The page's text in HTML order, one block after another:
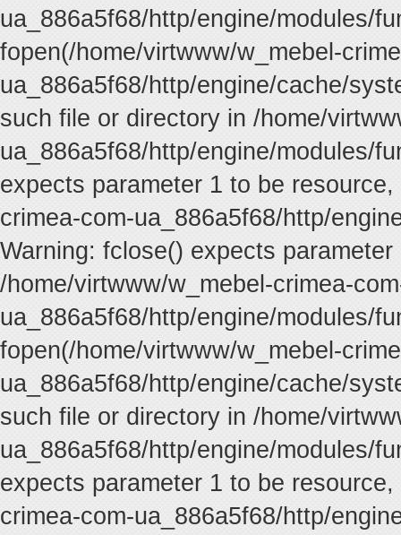
ua_886a5f68/http/engine/modules/
fopen(/home/virtwww/w_mebel-
ua_886a5f68/http/engine/cache/
such file or directory in /home/
ua_886a5f68/http/engine/modules/
expects parameter 1 to be
crimea-com-ua_886a5f68/http/
Warning: fclose() expects
/home/virtwww/w_mebel-crimea-
ua_886a5f68/http/engine/modules/
fopen(/home/virtwww/w_mebel-
ua_886a5f68/http/engine/cache/
such file or directory in /home/
ua_886a5f68/http/engine/modules/
expects parameter 1 to be
crimea-com-ua_886a5f68/http/